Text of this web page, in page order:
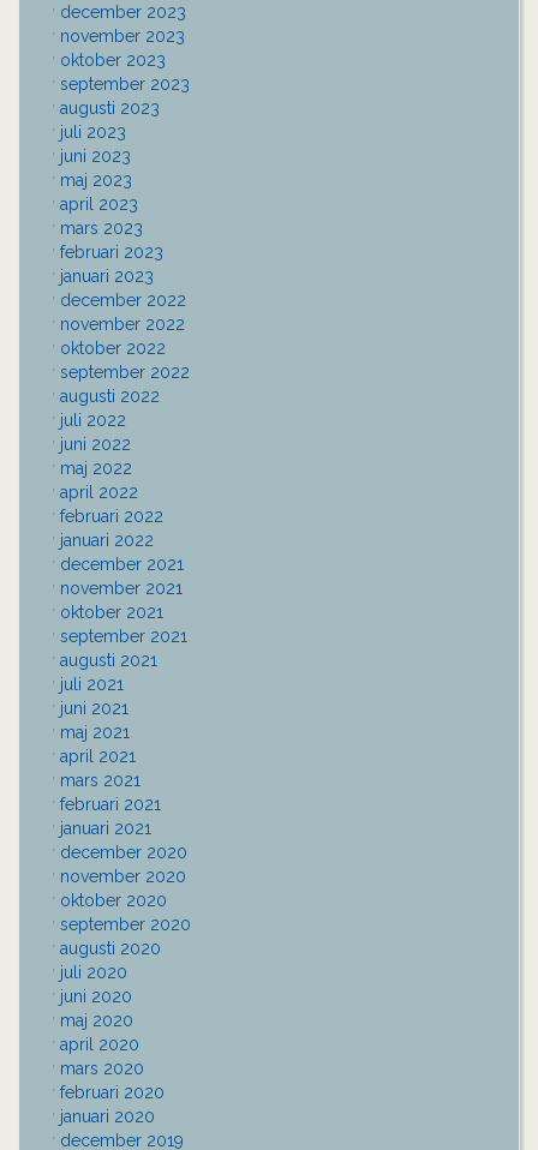
december 2023
november 2023
oktober 2023
september 2023
augusti 2023
juli 2023
juni 2023
maj 2023
april 2023
mars 2023
februari 2023
januari 2023
december 2022
november 2022
oktober 2022
september 2022
augusti 2022
juli 2022
juni 2022
maj 2022
april 2022
februari 2022
januari 2022
december 2021
november 2021
oktober 2021
september 2021
augusti 2021
juli 2021
juni 2021
maj 2021
april 2021
mars 2021
februari 2021
januari 2021
december 2020
november 2020
oktober 2020
september 2020
augusti 2020
juli 2020
juni 2020
maj 2020
april 2020
mars 2020
februari 2020
januari 2020
december 2019